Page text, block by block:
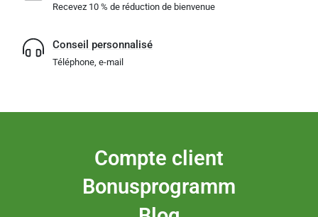
Recevez 10 % de réduction de bienvenue
Conseil personnalisé
Téléphone, e-mail
Compte client
Bonusprogramm